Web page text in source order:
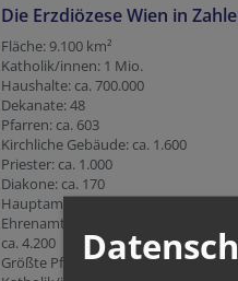
Die Erzdiözese Wien in
Fläche: 9.100 km²
Katholik/innen: 1 Mio.
Haushalte: ca. 700.000
Dekanate: 48
Pfarren: ca. 603
Kirchliche Gebäude: ca. 1.600
Priester: ca. 1.000
Diakone: ca. 170
Hauptamtliche Mitarbeiter/innen
Ehrenamtliche Mitglieder im
ca. 4.200
Größte Pfarre: Wien-Zur Frohen